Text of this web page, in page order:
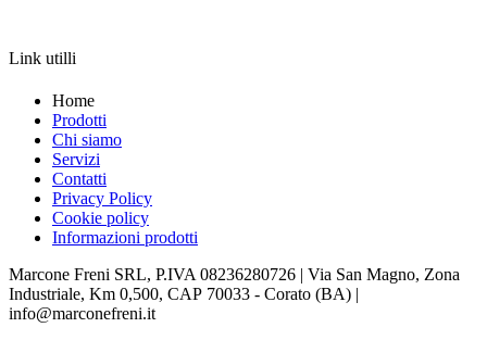
Link utilli
Home
Prodotti
Chi siamo
Servizi
Contatti
Privacy Policy
Cookie policy
Informazioni prodotti
Marcone Freni SRL, P.IVA 08236280726 | Via San Magno, Zona
Industriale, Km 0,500, CAP 70033 - Corato (BA) |
info@marconefreni.it